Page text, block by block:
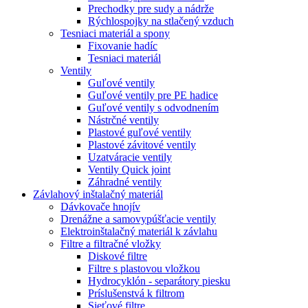
Prechodky pre sudy a nádrže
Rýchlospojky na stlačený vzduch
Tesniaci materiál a spony
Fixovanie hadíc
Tesniaci materiál
Ventily
Guľové ventily
Guľové ventily pre PE hadice
Guľové ventily s odvodnením
Nástrčné ventily
Plastové guľové ventily
Plastové závitové ventily
Uzatváracie ventily
Ventily Quick joint
Záhradné ventily
Závlahový inštalačný materiál
Dávkovače hnojív
Drenážne a samovypúšťacie ventily
Elektroinštalačný materiál k závlahu
Filtre a filtračné vložky
Diskové filtre
Filtre s plastovou vložkou
Hydrocyklón - separátory piesku
Príslušenstvá k filtrom
Sieťové filtre